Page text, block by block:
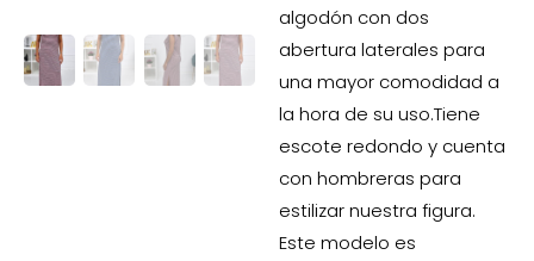
algodón con dos
abertura laterales para
una mayor comodidad a
la hora de su uso.Tiene
escote redondo y cuenta
con hombreras para
estilizar nuestra figura.
Este modelo es